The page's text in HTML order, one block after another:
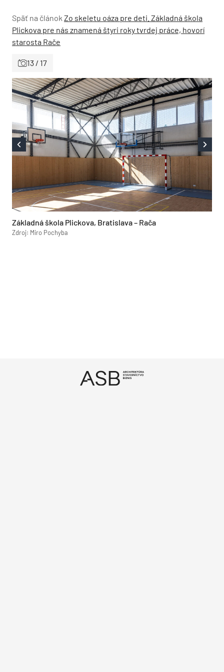
Späť na článok Zo skeletu oáza pre deti. Základná škola
Plickova pre nás znamená štyri roky tvrdej práce, hovorí
starosta Rače
13 / 17
Základná škola Plickova, Bratislava – Rača
Zdroj: Miro Pochyba